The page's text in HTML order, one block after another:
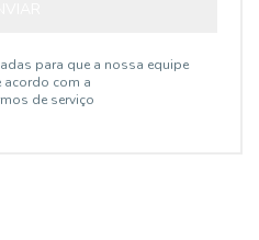
para que a nossa equipe
acordo com a
de serviço